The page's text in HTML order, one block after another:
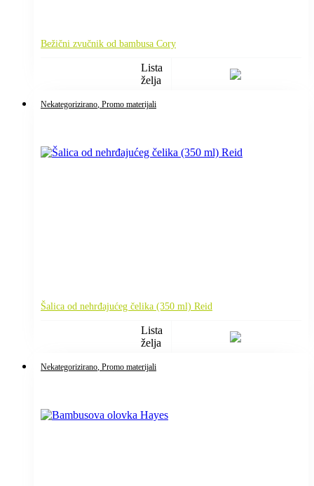
Bežični zvučnik od bambusa Cory
Lista
želja
Nekategorizirano , Promo materijali
Šalica od nehrđajućeg čelika (350 ml) Reid
Lista
želja
Nekategorizirano , Promo materijali